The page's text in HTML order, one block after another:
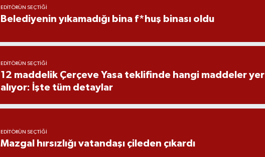
EDITÖRÜN SEÇTIĞI
Belediyenin yıkamadığı bina f*huş binası oldu
EDITÖRÜN SEÇTIĞI
12 maddelik Çerçeve Yasa teklifinde hangi maddeler yer
alıyor: İşte tüm detaylar
EDITÖRÜN SEÇTIĞI
Mazgal hırsızlığı vatandaşı çileden çıkardı